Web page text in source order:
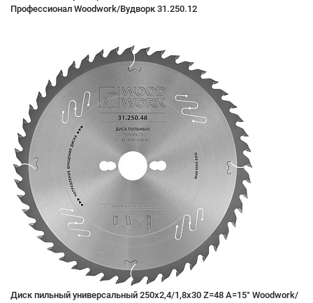
Профессионал Woodwork/Вудворк 31.250.12
Диск пильный универсальный 250x2,4/1,8x30 Z=48 A=15° Woodwork/